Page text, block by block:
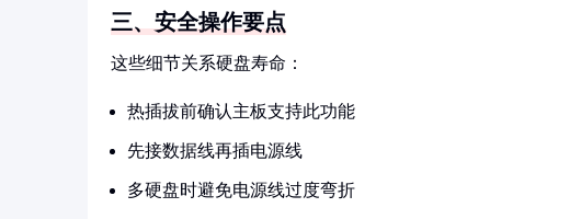
三、安全操作要点
这些细节关系硬盘寿命：
热插拔前确认主板支持此功能
先接数据线再插电源线
多硬盘时避免电源线过度弯折